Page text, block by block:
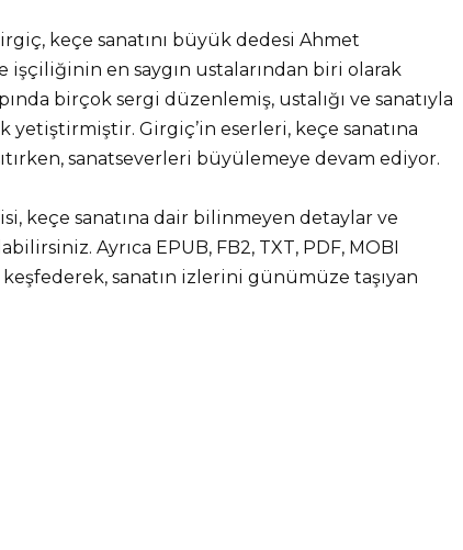
keçe sanatını büyük dedesi Ahmet
en saygın ustalarından biri olarak
birçok sergi düzenlemiş, ustalığı ve sanatıyla
yetiştirmiştir. Girgiç’in eserleri, keçe sanatına
sanatseverleri büyülemeye devam ediyor.
keçe sanatına dair bilinmeyen detaylar ve
Ayrıca EPUB, FB2, TXT, PDF, MOBI
sanatın izlerini günümüze taşıyan